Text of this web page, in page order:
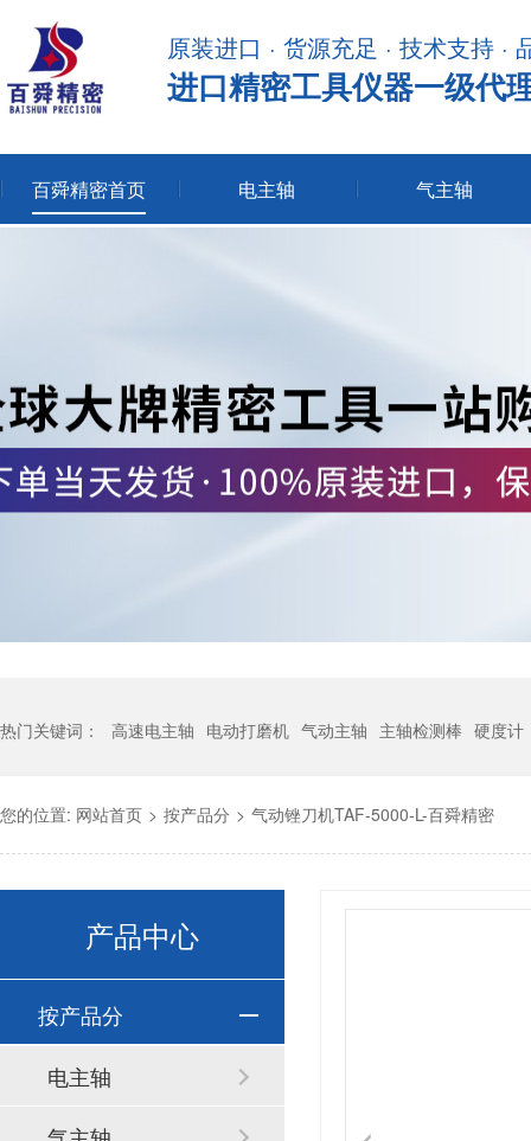
原装进口 · 货源充足 · 技术支持 ·
进口精密工具仪器一级代
百舜精密首页 电主轴 气主轴
热门关键词： 高速电主轴 电动打磨机 气动主轴 主轴检测棒 硬度计
您的位置: 网站首页 > 按产品分 > 气动锉刀机TAF-5000-L-百舜精密
产品中心
按产品分
电主轴